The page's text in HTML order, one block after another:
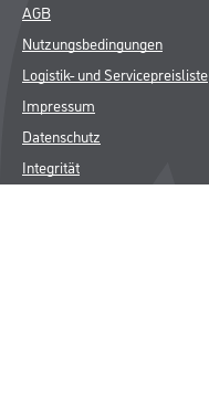
AGB
Nutzungsbedingungen
Logistik- und Servicepreisliste
Impressum
Datenschutz
Integrität